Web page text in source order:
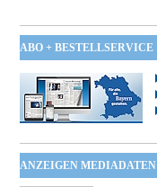
ABO + BESTELLSERVICE
ANZEIGEN MEDIADATEN